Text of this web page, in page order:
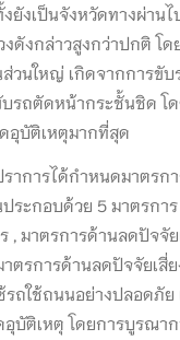
ยังเป็นจังหวัดทางผ่าน
งดังกล่าวสูงกว่าปกติ โด
วนใหญ่ เกิดจากการขับ
บรถตัดหน้ากระชั้นชิด โ
อุบัติเหตุมากที่สุด
การได้กำหนดมาตรก
ระกอบด้วย 5 มาตรกา
, มาตรการด้านลดปัจจั
ตรการด้านลดปัจจัยเสี่
รถใช้ถนนอย่างปลอดภัย
อุบัติเหตุ โดยการบูรณา